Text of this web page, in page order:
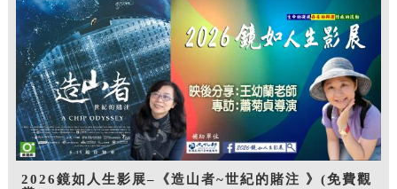
2026鏡如人生影展–《造山者~世紀的賭注 》(免費觀